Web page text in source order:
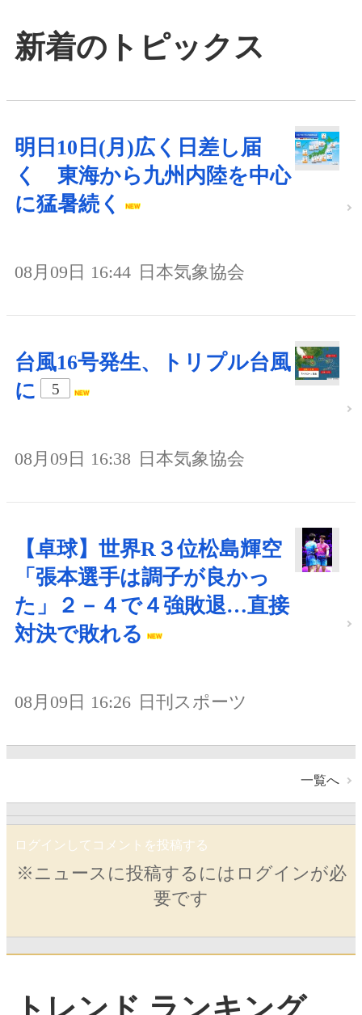
新着のトピックス
明日10日(月)広く日差し届
く 東海から九州内陸を中心
に猛暑続く
08月09日 16:44 日本気象協会
台風16号発生、トリプル台風
に
5
08月09日 16:38 日本気象協会
【卓球】世界R３位松島輝空
「張本選手は調子が良かっ
た」２－４で４強敗退…直接
対決で敗れる
08月09日 16:26 日刊スポーツ
一覧へ
ログインしてコメントを投稿する
※ニュースに投稿するにはログインが必
要です